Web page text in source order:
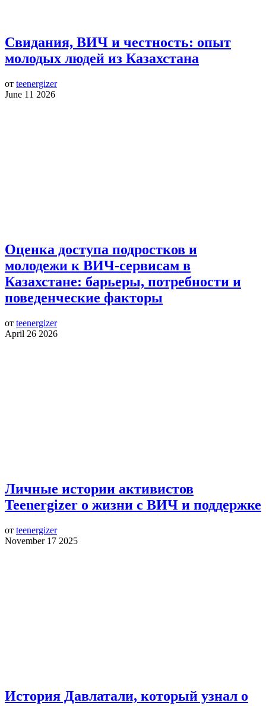
Свидания, ВИЧ и честность: опыт
молодых людей из Казахстана
от teenergizer
June 11 2026
Оценка доступа подростков и
молодежи к ВИЧ-сервисам в
Казахстане: барьеры, потребности и
поведенческие факторы
от teenergizer
April 26 2026
Личные истории активистов
Teenergizer о жизни с ВИЧ и поддержке
от teenergizer
November 17 2025
История Давлатали, который узнал о